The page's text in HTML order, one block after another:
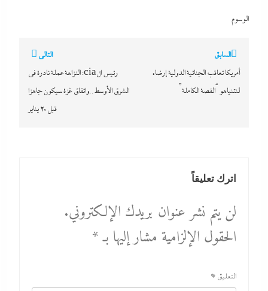
الوسوم
تصفّح
المقالات
السابق
أمريكا تعاقب الجنائية الدولية إرضاء
لنتنياهو “القصة الكاملة”
التالي
رئيس الcia: النزاهة عملة نادرة في
الشرق الأوسط..واتفاق غزة سيكون جاهزا
قبل 20 يناير
اترك تعليقاً
لن يتم نشر عنوان بريدك الإلكتروني.
الحقول الإلزامية مشار إليها بـ*
التعليق *